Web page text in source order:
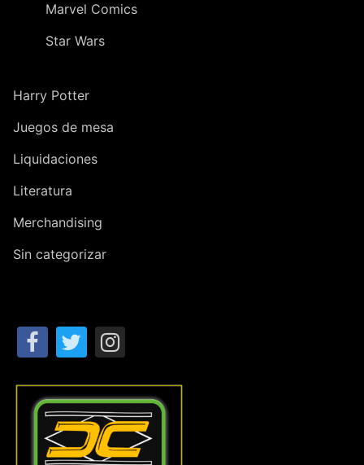
Marvel Comics
Star Wars
Harry Potter
Juegos de mesa
Liquidaciones
Literatura
Merchandising
Sin categorizar